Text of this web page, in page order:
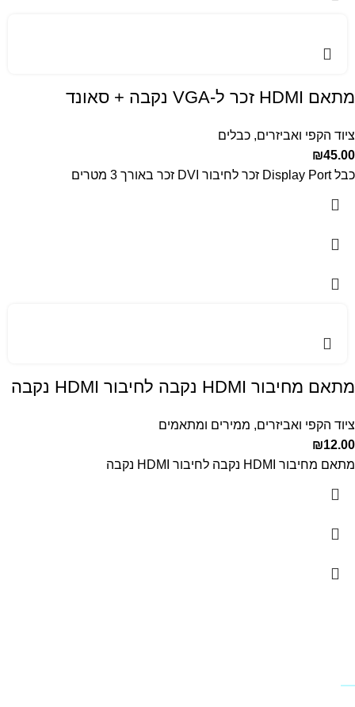
מתאם HDMI זכר ל-VGA נקבה + סאונד
ציוד הקפי ואביזרים, כבלים
₪45.00
כבל Display Port זכר לחיבור DVI זכר באורך 3 מטרים
מתאם מחיבור HDMI נקבה לחיבור HDMI נקבה
ציוד הקפי ואביזרים, ממירים ומתאמים
₪12.00
מתאם מחיבור HDMI נקבה לחיבור HDMI נקבה